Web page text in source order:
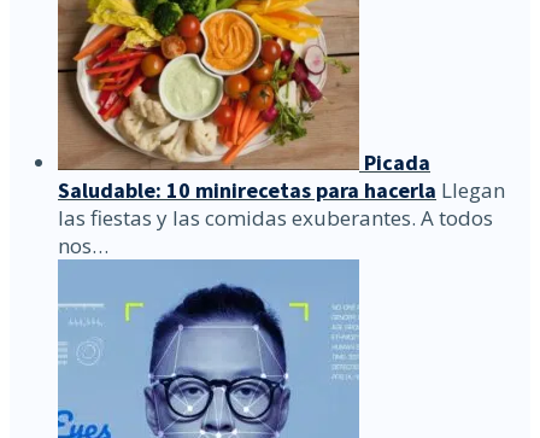
Picada
Saludable: 10 minirecetas para hacerla Llegan
las fiestas y las comidas exuberantes. A todos
nos…